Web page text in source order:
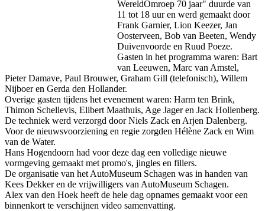
WereldOmroep 70 jaar" duurde van
11 tot 18 uur en werd gemaakt door
Frank Garnier, Lion Keezer, Jan
Oosterveen, Bob van Beeten, Wendy
Duivenvoorde en Ruud Poeze.
Gasten in het programma waren: Bart
van Leeuwen, Marc van Amstel,
Pieter Damave, Paul Brouwer, Graham Gill (telefonisch), Willem
Nijboer en Gerda den Hollander.
Overige gasten tijdens het evenement waren: Harm ten Brink,
Thimon Schellevis, Elibert Maathuis, Age Jager en Jack Hollenberg.
De techniek werd verzorgd door Niels Zack en Arjen Dalenberg.
Voor de nieuwsvoorziening en regie zorgden Hélène Zack en Wim
van de Water.
Hans Hogendoorn had voor deze dag een volledige nieuwe
vormgeving gemaakt met promo's, jingles en fillers.
De organisatie van het AutoMuseum Schagen was in handen van
Kees Dekker en de vrijwilligers van AutoMuseum Schagen.
Alex van den Hoek heeft de hele dag opnames gemaakt voor een
binnenkort te verschijnen video samenvatting.